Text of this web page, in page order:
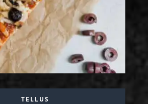
TELLUS